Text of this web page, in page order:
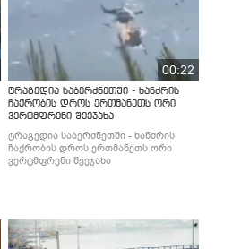
00:22
ტრაგედია საბერძნეთში - ხანძრის
ჩაქრობის დროს ერთმანეთს ორი
ვერტმფრენი შეეჯახა
ტრაგედია საბერძნეთში - ხანძრის
ჩაქრობის დროს ერთმანეთს ორი
ვერტმფრენი შეეჯახა